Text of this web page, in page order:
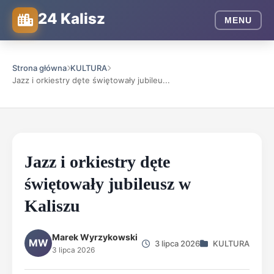
24 Kalisz MENU
Strona główna KULTURA
Jazz i orkiestry dęte świętowały jubileu...
Jazz i orkiestry dęte
świętowały jubileusz w
Kaliszu
MW Marek Wyrzykowski
3 lipca 2026
3 lipca 2026 KULTURA